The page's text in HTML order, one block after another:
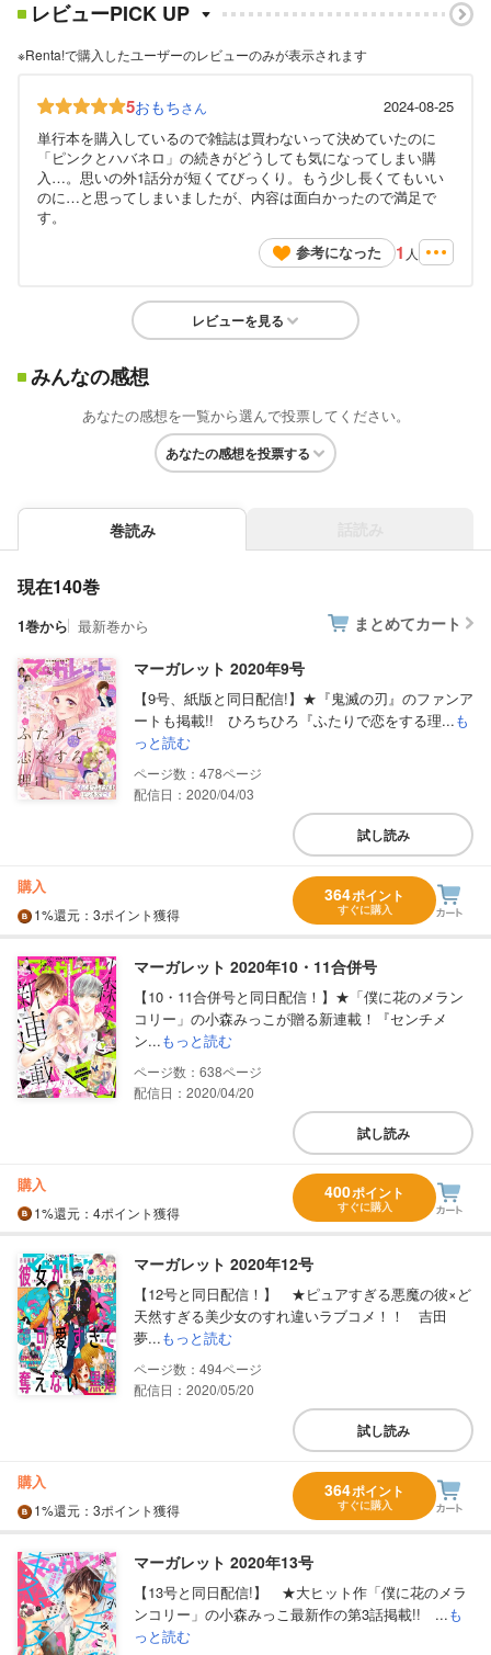
レビューPICK UP
※Renta!で購入したユーザーのレビューのみが表示されます
5おもちさん
2024-08-25
単行本を購入しているので雑誌は買わないって決めていたのに
「ピンクとハバネロ」の続きがどうしても気になってしまい購
入…。思いの外1話分が短くてびっくり。もう少し長くてもいい
のに…と思ってしまいましたが、内容は面白かったので満足で
す。
参考になった
1 人
レビューを見る
みんなの感想
あなたの感想を一覧から選んで投票してください。
あなたの感想を投票する
巻読み
現在140巻
1巻から 最新巻から まとめてカート
マーガレット 2020年9号
【9号、紙版と同日配信!】★『鬼滅の刃』のファンア
ートも掲載!! ひろちひろ『ふたりで恋をする理...も
っと読む
478
配信日：2020/04/03
試し読み
購入
1%還元 ：3ポイント獲得
364ポイント
すぐに購入
マーガレット 2020年10・11合併号
【10・11合併号と同日配信！】★「僕に花のメラン
コリー」の小森みっこが贈る新連載！『センチメ
ン...もっと読む
638
配信日：2020/04/20
試し読み
購入
1%還元 ：4ポイント獲得
400ポイント
すぐに購入
マーガレット 2020年12号
【12号と同日配信！】 ★ピュアすぎる悪魔の彼×ど
天然すぎる美少女のすれ違いラブコメ！！ 吉田
夢...もっと読む
494
配信日：2020/05/20
試し読み
購入
1%還元 ：3ポイント獲得
364ポイント
すぐに購入
マーガレット 2020年13号
【13号と同日配信!】 ★大ヒット作「僕に花のメラ
ンコリー」の小森みっこ最新作の第3話掲載!! ...も
っと読む